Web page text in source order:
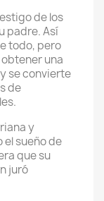
de los
padre. Así
todo, pero
una
se convierte
de
y
el sueño de
que su
juró